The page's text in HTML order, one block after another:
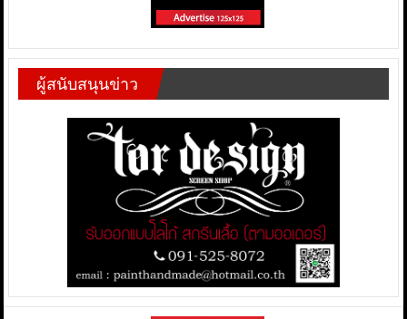
ผู้สนับสนุนข่าว